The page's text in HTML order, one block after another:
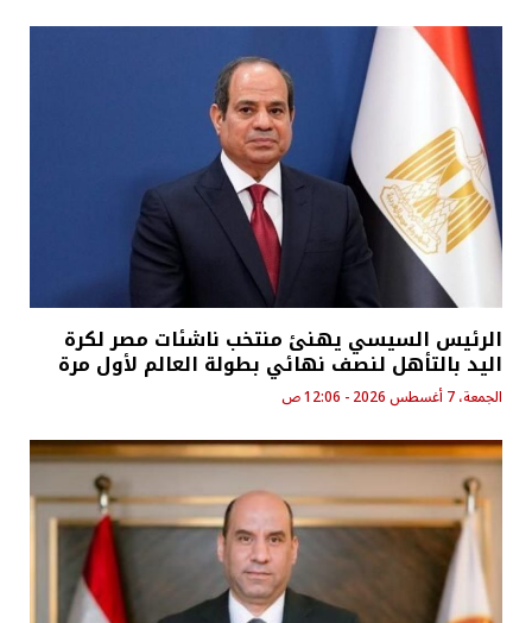
الرئيس السيسي يهنئ منتخب ناشئات مصر لكرة
اليد بالتأهل لنصف نهائي بطولة العالم لأول مرة
الجمعة، 7 أغسطس 2026 - 12:06 ص